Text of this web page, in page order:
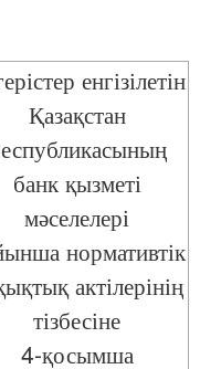
енгізілетін
Қазақстан
банк қызметі
мәселелері
нормативтік
актілерінің
тізбесіне
4-қосымша